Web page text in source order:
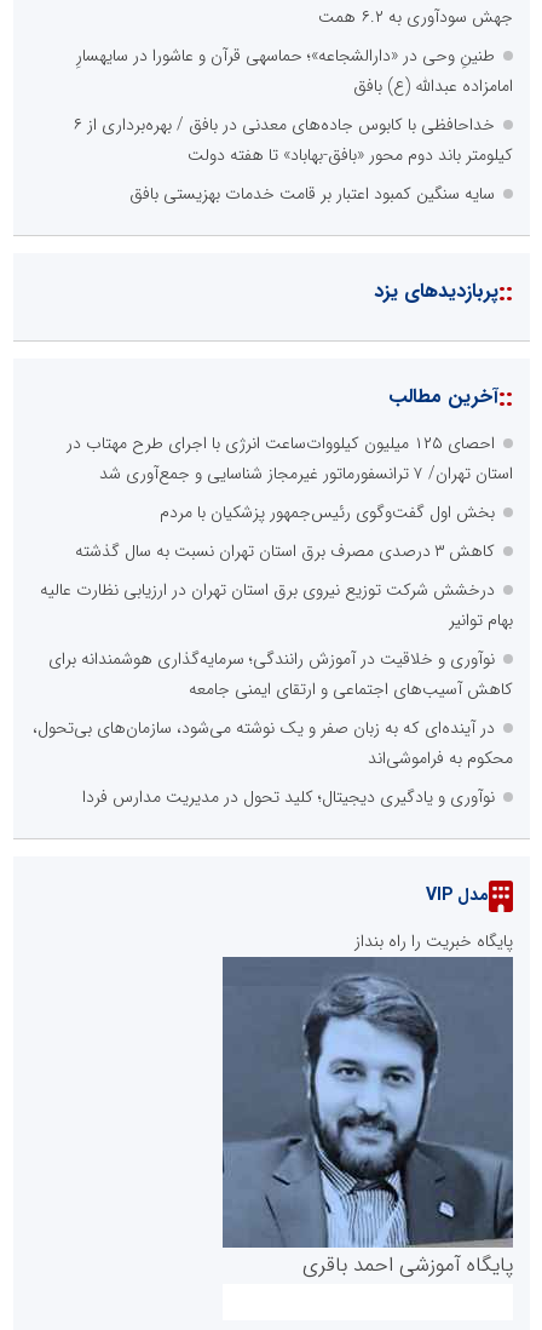
جهش سودآوری به ۶.۲ همت
طنینِ وحی در «دارالشجاعه»؛ حماسهی قرآن و عاشورا در سایهسارِ
امامزاده عبدالله (ع) بافق
خداحافظی با کابوس جاده‌های معدنی در بافق / بهره‌برداری از ۶
کیلومتر باند دوم محور «بافق-بهاباد» تا هفته دولت
سایه سنگین کمبود اعتبار بر قامت خدمات بهزیستی بافق
::پربازدیدهای یزد
::آخرین مطالب
احصای ۱۲۵ میلیون کیلووات‌ساعت انرژی با اجرای طرح مهتاب در
استان تهران/ ۷ ترانسفورماتور غیرمجاز شناسایی و جمع‌آوری شد
بخش اول گفت‌وگوی رئیس‌جمهور پزشکیان با مردم
کاهش ۳ درصدی مصرف برق استان تهران نسبت به سال گذشته
درخشش شرکت توزیع نیروی برق استان تهران در ارزیابی نظارت عالیه
بهام توانیر
نوآوری و خلاقیت در آموزش رانندگی؛ سرمایه‌گذاری هوشمندانه برای
کاهش آسیب‌های اجتماعی و ارتقای ایمنی جامعه
در آینده‌ای که به زبان صفر و یک نوشته می‌شود، سازمان‌های بی‌تحول،
محکوم به فراموشی‌اند
نوآوری و یادگیری دیجیتال؛ کلید تحول در مدیریت مدارس فردا
مدل VIP
پایگاه خبریت را راه بنداز
پایگاه آموزشی احمد باقری